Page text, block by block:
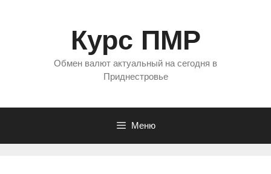
Курс ПМР
Обмен валют актуальный на сегодня в
Приднестровье
Меню